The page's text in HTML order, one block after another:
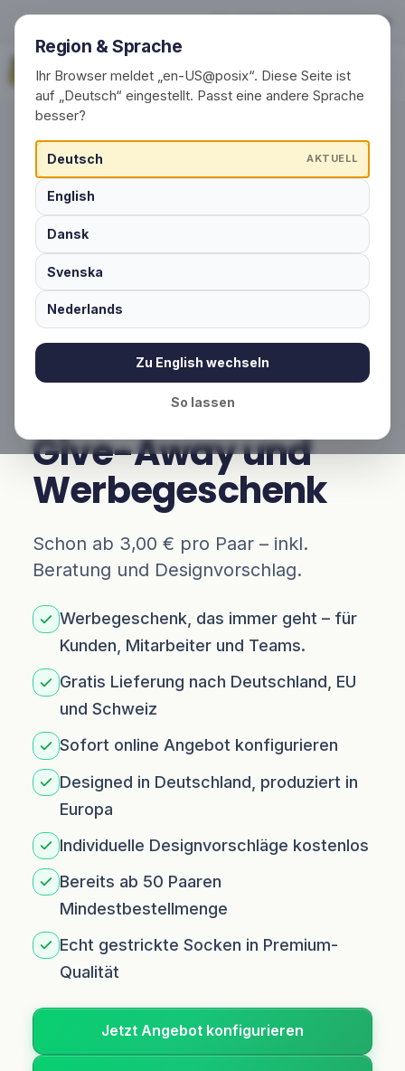
Schlauesocke.de ist Ihr
Region & Sprache
Ihr Browser meldet „en-US@posix“. Diese Seite ist
auf „Deutsch“ eingestellt. Passt eine andere Sprache
besser?
Deutsch AKTUELL
English
Dansk
Svenska
Nederlands
Zu English wechseln
So lassen
+49 (0) 30 / 20 23 68 91-0
Jetzt anfragen
Startseite Socken mit Logo einfach produzieren lassen
SOCKEN MIT LOGO UND DESIGN - PRODUZIERT
Individuelle
Socken mit Logo
für Vereine und
Unternehmen als
Give-Away und
Werbegeschenk
Schon ab 3,00 € pro Paar – inkl.
Beratung und Designvorschlag.
Werbegeschenk, das immer geht – für
Kunden, Mitarbeiter und Teams.
Gratis Lieferung nach Deutschland, EU
und Schweiz
Sofort online Angebot konfigurieren
Designed in Deutschland, produziert in
Europa
Individuelle Designvorschläge kostenlos
Bereits ab 50 Paaren
Mindestbestellmenge
Echt gestrickte Socken in Premium-
Qualität
Jetzt Angebot konfigurieren